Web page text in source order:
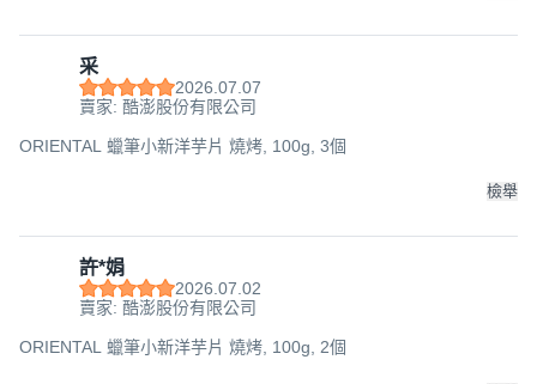
采
2026.07.07
賣家: 酷澎股份有限公司
ORIENTAL 蠟筆小新洋芋片 燒烤, 100g, 3個
檢舉
許*娟
2026.07.02
賣家: 酷澎股份有限公司
ORIENTAL 蠟筆小新洋芋片 燒烤, 100g, 2個